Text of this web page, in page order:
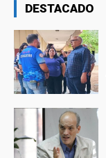
DESTACADO